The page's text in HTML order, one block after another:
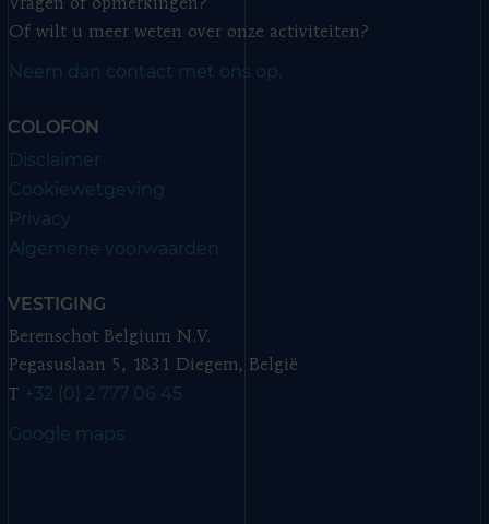
Vragen of opmerkingen?
Of wilt u meer weten over onze activiteiten?
Neem dan contact met ons op.
COLOFON
Disclaimer
Cookiewetgeving
Privacy
Algemene voorwaarden
VESTIGING
Berenschot Belgium N.V.
Pegasuslaan 5, 1831 Diegem, België
T +32 (0) 2 777 06 45
Google maps